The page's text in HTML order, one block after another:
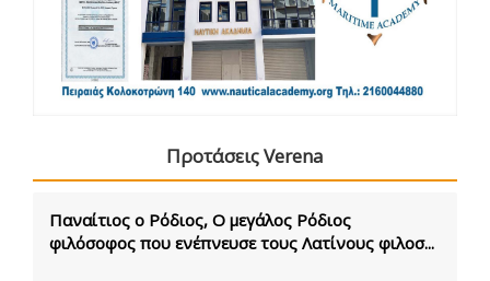
Προτάσεις Verena
Παναίτιος ο Ρόδιος, Ο μεγάλος Ρόδιος
φιλόσοφος που ενέπνευσε τους Λατίνους φιλοσ...